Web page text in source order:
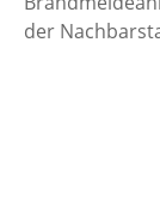
der